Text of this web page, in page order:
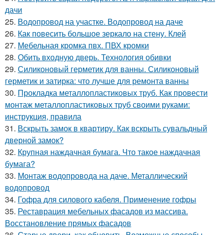
дачи
25. Водопровод на участке. Водопровод на даче
26. Как повесить большое зеркало на стену. Клей
27. Мебельная кромка пвх. ПВХ кромки
28. Обить входную дверь. Технология обивки
29. Силиконовый герметик для ванны. Силиконовый
герметик и затирка: что лучше для ремонта ванны
30. Прокладка металлопластиковых труб. Как провести
монтаж металлопластиковых труб своими руками:
инструкция, правила
31. Вскрыть замок в квартиру. Как вскрыть сувальдный
дверной замок?
32. Крупная наждачная бумага. Что такое наждачная
бумага?
33. Монтаж водопровода на даче. Металлический
водопровод
34. Гофра для силового кабеля. Применение гофры
35. Реставрация мебельных фасадов из массива.
Восстановление прямых фасадов